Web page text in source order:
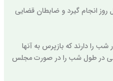
انجام گیرد و ضابطان قضایی
را دارند که بازپرس به آنها
در طول شب را در صورت مجلس